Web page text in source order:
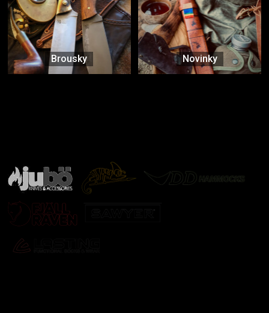
Brousky Novinky